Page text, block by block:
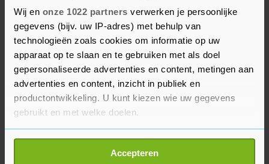
Wij en onze 1022 partners verwerken je persoonlijke
gegevens (bijv. uw IP-adres) met behulp van
technologieën zoals cookies om informatie op uw
apparaat op te slaan en te gebruiken met als doel
gepersonaliseerde advertenties en content, metingen aan
advertenties en content, inzicht in publiek en
productontwikkeling. U kunt kiezen wie uw gegevens
gebruikt en met welke doelen.
Als u het toestaat, willen we ook graag:
Informatie verzamelen over uw geografische
Accepteren
Een andere advocaat van Trump, Sidney Powell,
zei op de persconferentie dat Trump duidelijk
met overmacht heeft gewonnen. "Dat gaan we
bewijzen." Zij beweerde dat stemmachines
draaiden op software die is gemaakt in opdracht
van de Venezolaanse president Hugo Chavez, die
in 2013 overleed.
De president had zelf op Twitter geschreven dat
op de persbijeenkomst een "duidelijk en werkbaar